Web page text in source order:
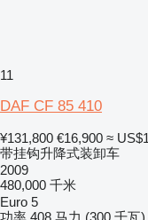
11
DAF CF 85 410
¥131,800 €16,900 ≈
带挂钩升降式装卸车
2009
480,000 千米
Euro 5
功率 408 马力 (300 千瓦)